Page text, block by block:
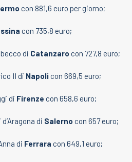
con 881,6 euro per giorno;
con 735,8 euro;
di Catanzaro con 727,8 euro;
II di Napolicon 669,5 euro;
di Firenze con 658,6 euro;
di Salerno con 657 euro;
di Ferrara con 649,1 euro;